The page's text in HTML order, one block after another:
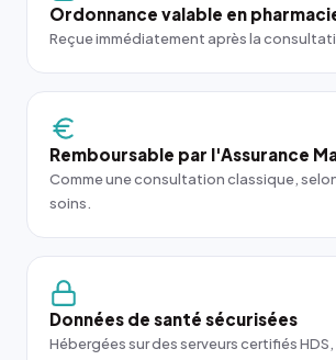
Ordonnance valable en
Reçue immédiatement après la
Remboursable par l'Assurance
Comme une consultation classique,
soins.
Données de santé sécurisées
Hébergées sur des serveurs certifiés